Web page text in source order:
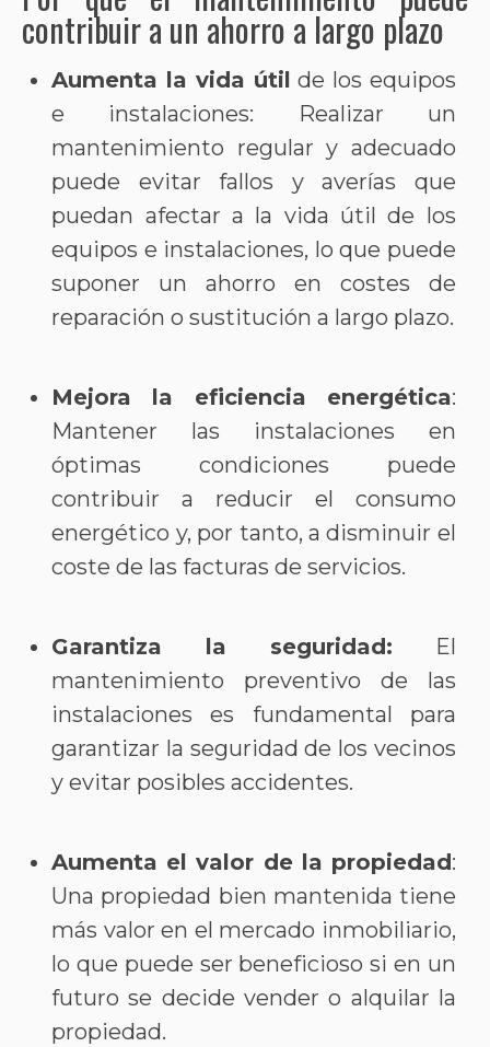
contribuir a un ahorro a largo plazo
Aumenta la vida útil de los equipos
e instalaciones: Realizar un
mantenimiento regular y adecuado
puede evitar fallos y averías que
puedan afectar a la vida útil de los
equipos e instalaciones, lo que puede
suponer un ahorro en costes de
reparación o sustitución a largo plazo.
Mejora la eficiencia energética:
Mantener las instalaciones en
óptimas condiciones puede
contribuir a reducir el consumo
energético y, por tanto, a disminuir el
coste de las facturas de servicios.
Garantiza la seguridad: El
mantenimiento preventivo de las
instalaciones es fundamental para
garantizar la seguridad de los vecinos
y evitar posibles accidentes.
Aumenta el valor de la propiedad:
Una propiedad bien mantenida tiene
más valor en el mercado inmobiliario,
lo que puede ser beneficioso si en un
futuro se decide vender o alquilar la
propiedad.